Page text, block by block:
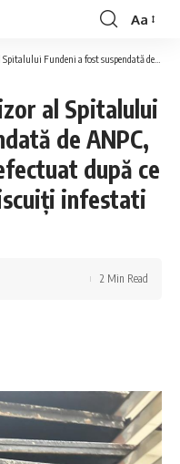
Aa
în urma unui control efectuat după ce un pacient a primit biscuiți infestati cu viermi/FOTO
al Spitalului
de ANPC,
după ce
infestati
2 Min Read